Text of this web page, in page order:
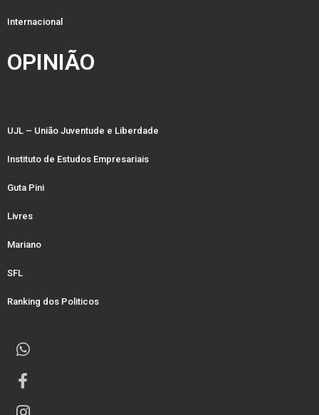
Internacional
OPINIÃO
UJL – União Juventude e Liberdade
Instituto de Estudos Empresariais
Guta Pini
Livres
Mariano
SFL
Ranking dos Politicos